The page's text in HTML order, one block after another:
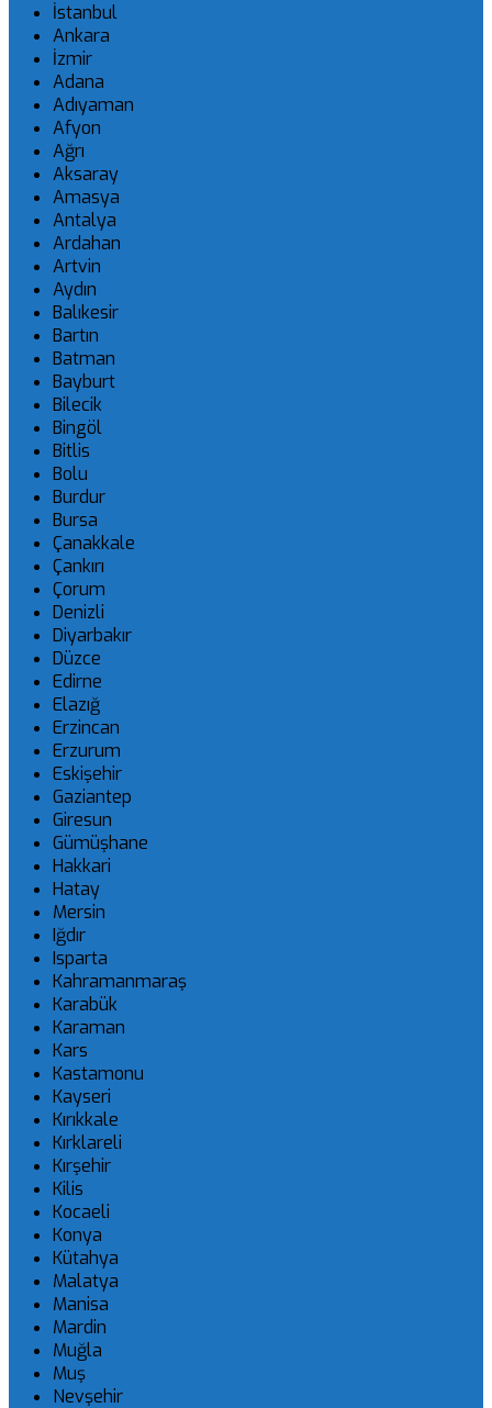
İstanbul
Ankara
İzmir
Adana
Adıyaman
Afyon
Ağrı
Aksaray
Amasya
Antalya
Ardahan
Artvin
Aydın
Balıkesir
Bartın
Batman
Bayburt
Bilecik
Bingöl
Bitlis
Bolu
Burdur
Bursa
Çanakkale
Çankırı
Çorum
Denizli
Diyarbakır
Düzce
Edirne
Elazığ
Erzincan
Erzurum
Eskişehir
Gaziantep
Giresun
Gümüşhane
Hakkari
Hatay
Mersin
Iğdır
Isparta
Kahramanmaraş
Karabük
Karaman
Kars
Kastamonu
Kayseri
Kırıkkale
Kırklareli
Kırşehir
Kilis
Kocaeli
Konya
Kütahya
Malatya
Manisa
Mardin
Muğla
Muş
Nevşehir